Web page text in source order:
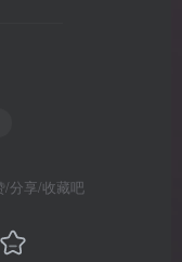
/分享/收藏吧